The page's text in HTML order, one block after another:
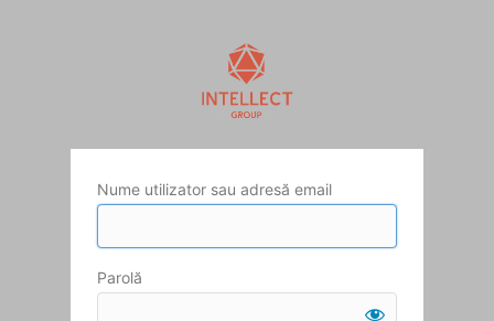
Nume utilizator sau adresă email
Parolă